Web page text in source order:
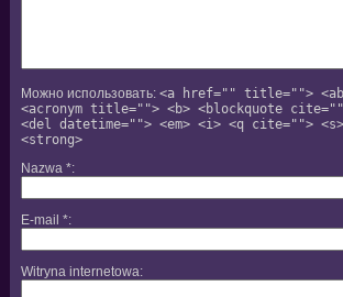
Можно использовать: <a href="" title="">
<acronym title=""> <b> <blockquote
<del datetime=""> <em> <i> <q cite="">
<strong>
Nazwa *
E-mail *
Witryna internetowa